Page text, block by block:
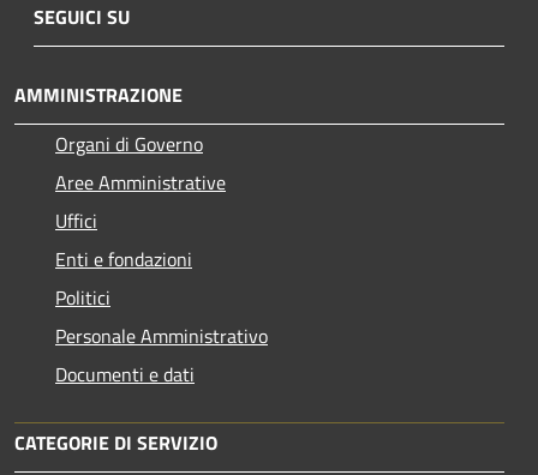
SEGUICI SU
AMMINISTRAZIONE
Organi di Governo
Aree Amministrative
Uffici
Enti e fondazioni
Politici
Personale Amministrativo
Documenti e dati
CATEGORIE DI SERVIZIO